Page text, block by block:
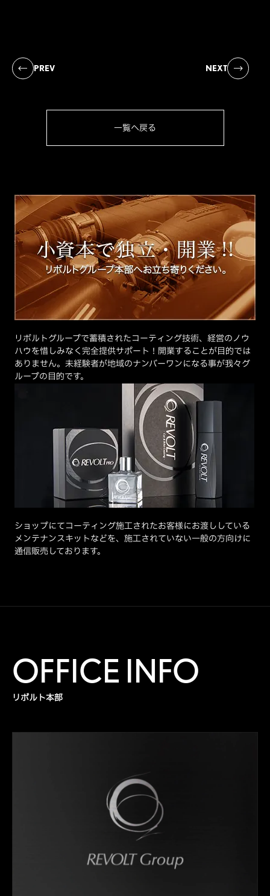
PREV NEXT
一覧へ戻る
リボルトグループで蓄積されたコーティング技術、経営のノウ
ハウを惜しみなく完全提供サポート！開業することが目的では
ありません。未経験者が地域のナンバーワンになる事が我々グ
ループの目的です。
ショップにてコーティング施工されたお客様にお渡ししている
メンテナンスキットなどを、施工されていない一般の方向けに
通信販売しております。
OFFICE INFO
リボルト本部